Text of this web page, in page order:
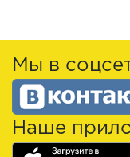
Мы в
Наше